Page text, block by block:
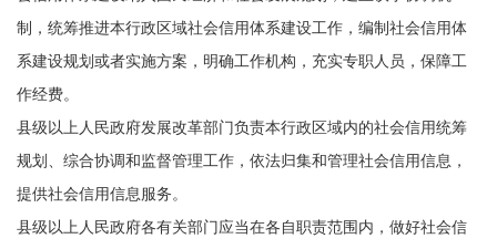
制，统筹推进本行政区域社会信用体系建设工作，编制社会信用体
系建设规划或者实施方案，明确工作机构，充实专职人员，保障工
作经费。
县级以上人民政府发展改革部门负责本行政区域内的社会信用统筹
规划、综合协调和监督管理工作，依法归集和管理社会信用信息，
提供社会信用信息服务。
县级以上人民政府各有关部门应当在各自职责范围内，做好社会信